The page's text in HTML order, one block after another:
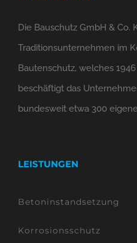
Die Bauschutz GmbH & Co.
Traditionsunternehmen im
Bautenschutz, welches
beschäftigt das
bundesweit etwa 300
LEISTUNGEN
Betoninstandsetzung
Korrosionsschutz